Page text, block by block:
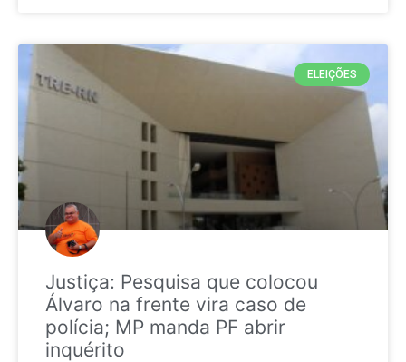
ELEIÇÕES
Justiça: Pesquisa que colocou
Álvaro na frente vira caso de
polícia; MP manda PF abrir
inquérito